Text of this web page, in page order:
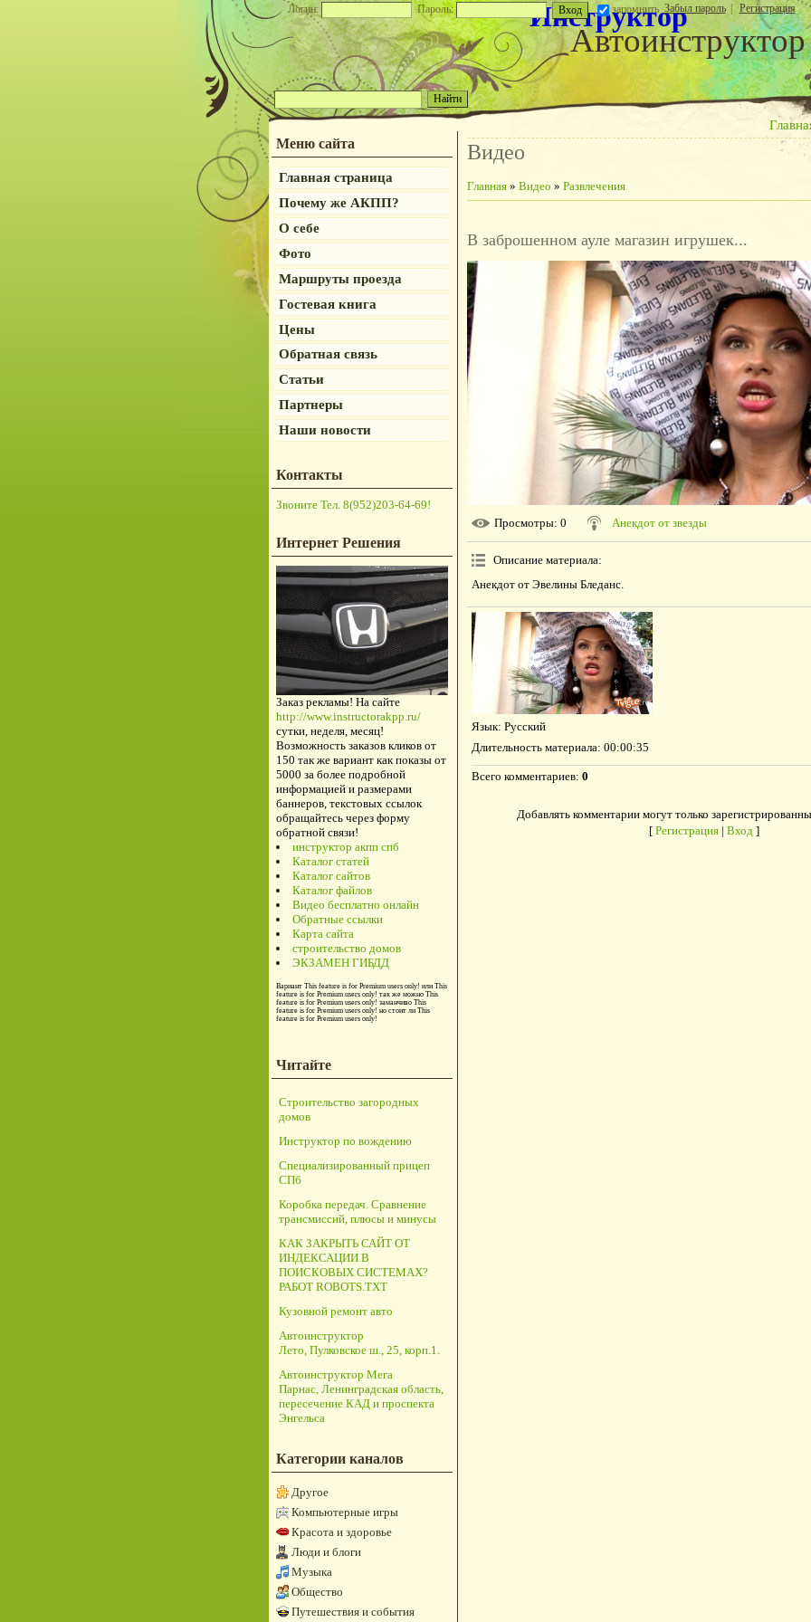
Логин: Пароль: запомнить Забыл пароль | Регистрация
Автоинструктор
Инструктор
Меню сайта
Главная страница
Почему же АКПП?
О себе
Фото
Маршруты проезда
Гостевая книга
Цены
Обратная связь
Статьи
Партнеры
Наши новости
Контакты
Звоните Тел. 8(952)203-64-69!
Интернет Решения
Заказ рекламы! На сайте
http://www.instructorakpp.ru/
сутки, неделя, месяц!
Возможность заказов кликов от
150 так же вариант как показы от
5000 за более подробной
информацией и размерами
баннеров, текстовых ссылок
обращайтесь через форму
обратной связи!
инструктор акпп спб
Каталог статей
Каталог сайтов
Каталог файлов
Видео бесплатно онлайн
Обратные ссылки
Карта сайта
строительство домов
ЭКЗАМЕН ГИБДД
Вариант This feature is for Premium users only! или This
feature is for Premium users only! так же можно This
feature is for Premium users only! заманчиво This
feature is for Premium users only! но стоит ли This
feature is for Premium users only!
Читайте
Строительство загородных
домов
Инструктор по вождению
Специализированный прицеп
СПб
Коробка передач. Сравнение
трансмиссий, плюсы и минусы
КАК ЗАКРЫТЬ САЙТ ОТ
ИНДЕКСАЦИИ В
ПОИСКОВЫХ СИСТЕМАХ?
РАБОТ ROBOTS.TXT
Кузовной ремонт авто
Автоинструктор
Лето, Пулковское ш., 25, корп.1.
Автоинструктор Мега
Парнас, Ленинградская область,
пересечение КАД и проспекта
Энгельса
Категории каналов
Другое
Компьютерные игры
Красота и здоровье
Люди и блоги
Музыка
Общество
Путешествия и события
Видео
Главная» Видео » Развлечения
В заброшенном ауле магазин игрушек...
Просмотры: 0 Анекдот от звезды
Описание материала:
Анекдот от Эвелины Бледанс.
Язык: Русский
Длительность материала: 00:00:35
Всего комментариев: 0
Добавлять комментарии могут только
[ Регистрация| Вход ]